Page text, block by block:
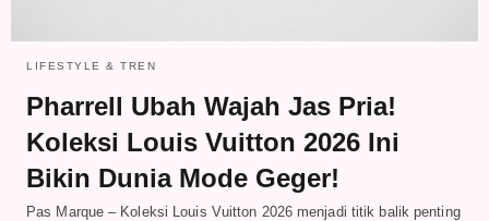
LIFESTYLE & TREN
Pharrell Ubah Wajah Jas Pria!
Koleksi Louis Vuitton 2026 Ini
Bikin Dunia Mode Geger!
Pas Marque – Koleksi Louis Vuitton 2026 menjadi titik balik penting